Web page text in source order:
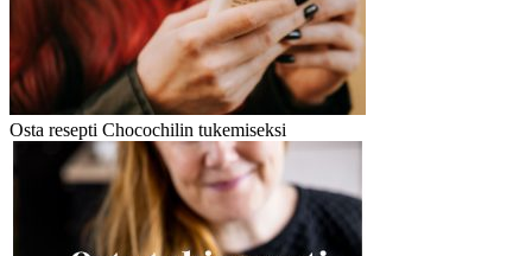
Osta resepti Chocochilin tukemiseksi